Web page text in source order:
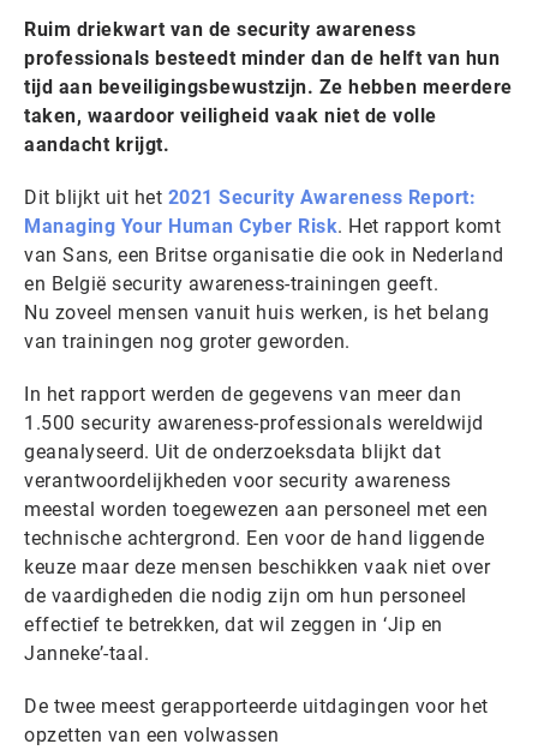
Ruim driekwart van de security awareness
professionals besteedt minder dan de helft van hun
tijd aan beveiligingsbewustzijn. Ze hebben meerdere
taken, waardoor veiligheid vaak niet de volle
aandacht krijgt.
Dit blijkt uit het 2021 Security Awareness Report:
Managing Your Human Cyber Risk. Het rapport komt
van Sans, een Britse organisatie die ook in Nederland
en België security awareness-trainingen geeft.
Nu zoveel mensen vanuit huis werken, is het belang
van trainingen nog groter geworden.
In het rapport werden de gegevens van meer dan
1.500 security awareness-professionals wereldwijd
geanalyseerd. Uit de onderzoeksdata blijkt dat
verantwoordelijkheden voor security awareness
meestal worden toegewezen aan personeel met een
technische achtergrond. Een voor de hand liggende
keuze maar deze mensen beschikken vaak niet over
de vaardigheden die nodig zijn om hun personeel
effectief te betrekken, dat wil zeggen in ‘Jip en
Janneke’-taal.
De twee meest gerapporteerde uitdagingen voor het
opzetten van een volwassen